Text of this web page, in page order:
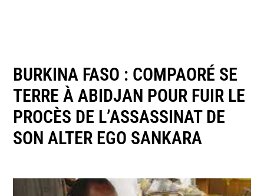
BURKINA FASO : COMPAORÉ SE
TERRE À ABIDJAN POUR FUIR LE
PROCÈS DE L’ASSASSINAT DE
SON ALTER EGO SANKARA